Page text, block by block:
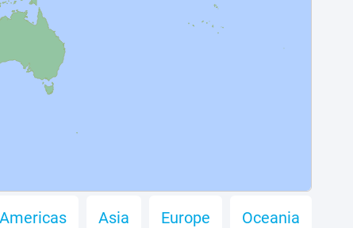
Americas Asia Europe Oceania